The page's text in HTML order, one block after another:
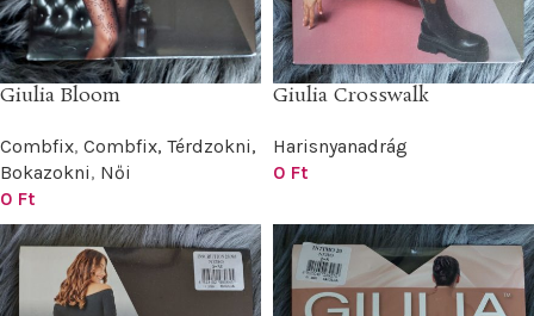
Giulia Bloom
Combfix, Combfix, Térdzokni,
Bokazokni, Női
0 Ft
Giulia Crosswalk
Harisnyanadrág
0 Ft